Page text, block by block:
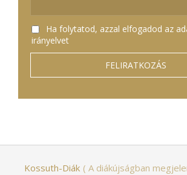
Ha folytatod, azzal elfogadod az
irányelvet
Kossuth-Diák
A diákújságban